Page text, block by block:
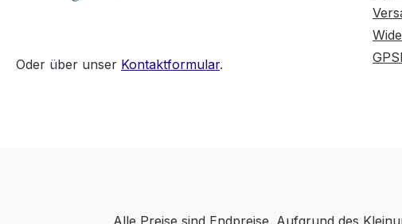
Oder über unser Kontaktformular.